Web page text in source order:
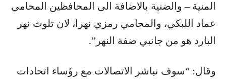
المنية – والضنية بالاضافة الى المحافظين المحامي
عماد اللبكي، والمحامي رمزي نهرا، لان تلوث نهر
البارد هو من جانبي ضفة النهر”.
وقال: “سوف نباشر الاتصالات مع رؤساء اتحادات